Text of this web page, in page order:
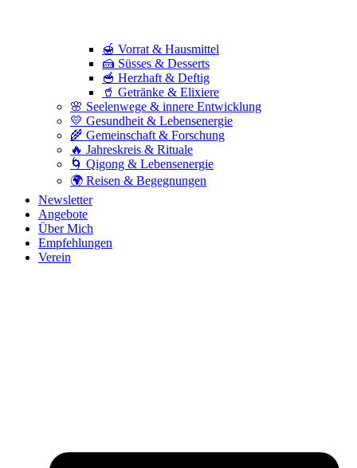
🍯 Vorrat & Hausmittel
🍰 Süsses & Desserts
🥣 Herzhaft & Deftig
🥤 Getränke & Elixiere
🌸 Seelenwege & innere Entwicklung
💛 Gesundheit & Lebensenergie
🌾 Gemeinschaft & Forschung
🔥 Jahreskreis & Rituale
🌀 Qigong & Lebensenergie
🌍 Reisen & Begegnungen
Newsletter
Angebote
Über Mich
Empfehlungen
Verein